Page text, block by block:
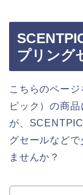
プリング
こちらのペー
ピック）の商
が、
グセールなど
ませんか？